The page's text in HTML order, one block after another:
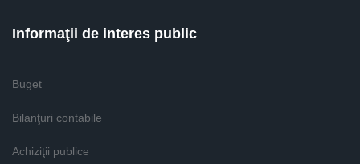
Informaţii de interes public
Buget
Bilanţuri contabile
Achiziţii publice